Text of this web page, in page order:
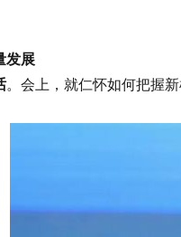
发展
。会上，就仁怀如何把握